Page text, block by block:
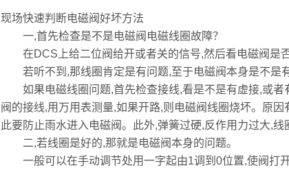
现场快速判断电磁阀好坏方法
一,首先检查是不是电磁阀电磁线圈故障？
在DCS上给二位阀给开或者关的信号,然后看电磁阀是否
若听不到,那线圈肯定是有问题,至于电磁阀本身是不是有
如果电磁线圈问题,首先检查接线,看是不是有虚接,或者
阀的接线,用万用表测量,如果开路,则电磁阀线圈烧坏。原
此要防止雨水进入电磁阀。此外,弹簧过硬,反作用力过大,线
二,若线圈是好的,那就是电磁阀本身的问题。
一般可以在手动调节处用一字起由1调到0位置,使阀打